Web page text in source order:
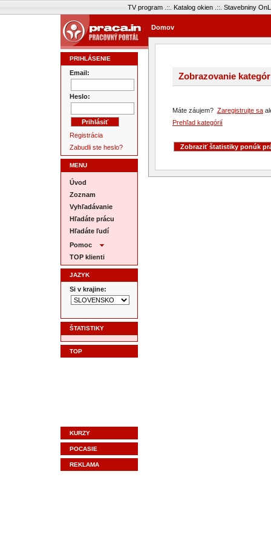
TV program.::. Katalog okien.::. Stavebniny
Domov
PRIHLÁSENIE
Email:
Heslo:
Registrácia
Zabudli ste heslo?
MENU
Úvod
Zoznam
Vyhľadávanie
Hľadáte prácu
Hľadáte ľudí
Pomoc
TOP klienti
JAZYK
Si v krajine:
ŠTATISTIKY
TOP
KURZY
POCASIE
REKLAMA
Zobrazovanie
Máte záujem? Zaregistrujte sa
Prehľad kategórií